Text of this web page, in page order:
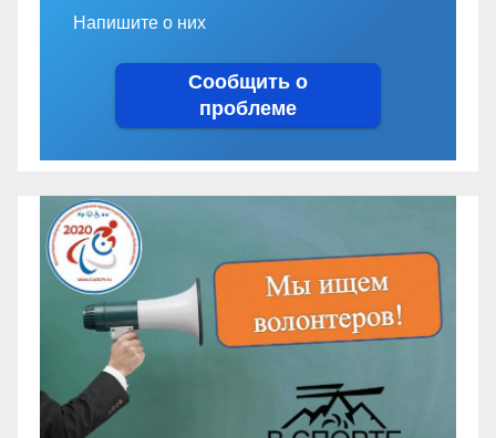
Напишите о них
Сообщить о
проблеме